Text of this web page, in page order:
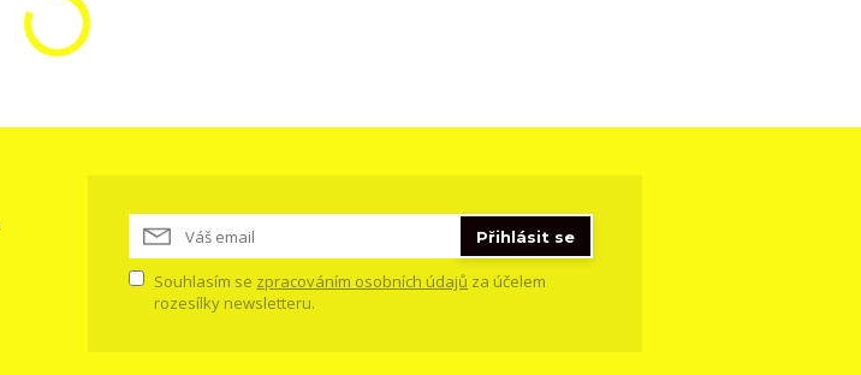
Přihlásit se
Souhlasím se zpracováním osobních údajů za účelem
rozesílky newsletteru.